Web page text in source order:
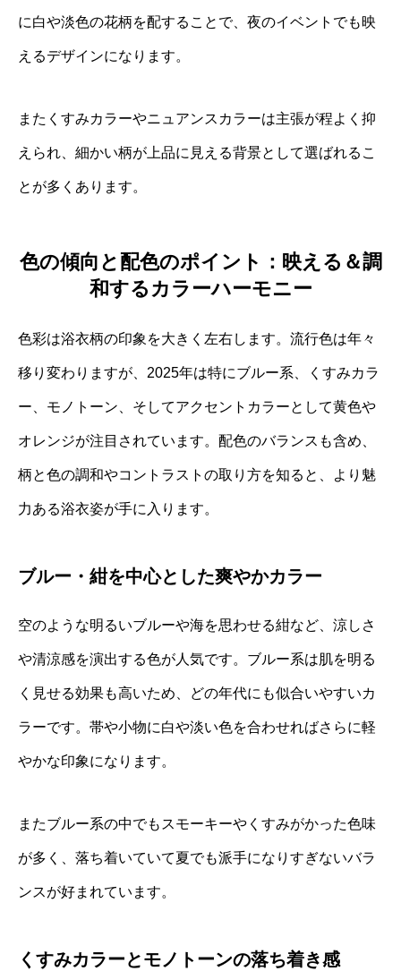
に白や淡色の花柄を配することで、夜のイベントでも映
えるデザインになります。
またくすみカラーやニュアンスカラーは主張が程よく抑
えられ、細かい柄が上品に見える背景として選ばれるこ
とが多くあります。
色の傾向と配色のポイント：映える＆調
和するカラーハーモニー
色彩は浴衣柄の印象を大きく左右します。流行色は年々
移り変わりますが、2025年は特にブルー系、くすみカラ
ー、モノトーン、そしてアクセントカラーとして黄色や
オレンジが注目されています。配色のバランスも含め、
柄と色の調和やコントラストの取り方を知ると、より魅
力ある浴衣姿が手に入ります。
ブルー・紺を中心とした爽やかカラー
空のような明るいブルーや海を思わせる紺など、涼しさ
や清涼感を演出する色が人気です。ブルー系は肌を明る
く見せる効果も高いため、どの年代にも似合いやすいカ
ラーです。帯や小物に白や淡い色を合わせればさらに軽
やかな印象になります。
またブルー系の中でもスモーキーやくすみがかった色味
が多く、落ち着いていて夏でも派手になりすぎないバラ
ンスが好まれています。
くすみカラーとモノトーンの落ち着き感